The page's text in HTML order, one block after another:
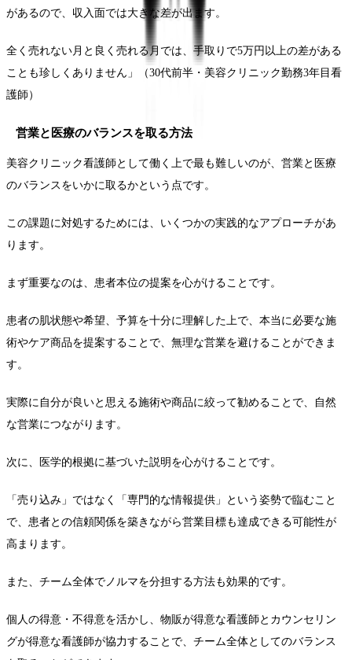
があるので、収入面では大きな差が出ます。
全く売れない月と良く売れる月では、手取りで5万円以上の差がある
ことも珍しくありません」（30代前半・美容クリニック勤務3年目看
護師）
営業と医療のバランスを取る方法
美容クリニック看護師として働く上で最も難しいのが、営業と医療
のバランスをいかに取るかという点です。
この課題に対処するためには、いくつかの実践的なアプローチがあ
ります。
まず重要なのは、患者本位の提案を心がけることです。
患者の肌状態や希望、予算を十分に理解した上で、本当に必要な施
術やケア商品を提案することで、無理な営業を避けることができま
す。
実際に自分が良いと思える施術や商品に絞って勧めることで、自然
な営業につながります。
次に、医学的根拠に基づいた説明を心がけることです。
「売り込み」ではなく「専門的な情報提供」という姿勢で臨むこと
で、患者との信頼関係を築きながら営業目標も達成できる可能性が
高まります。
また、チーム全体でノルマを分担する方法も効果的です。
個人の得意・不得意を活かし、物販が得意な看護師とカウンセリン
グが得意な看護師が協力することで、チーム全体としてのバランス